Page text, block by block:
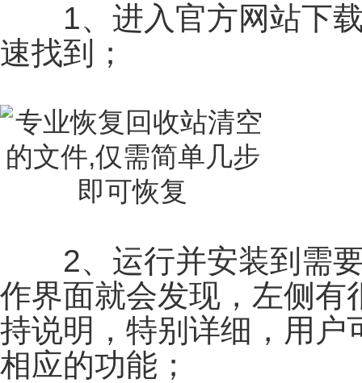
1、进入官方网站下载
速找到；
2、运行并安装到需要
作界面就会发现，左侧有
持说明，特别详细，用户
相应的功能；